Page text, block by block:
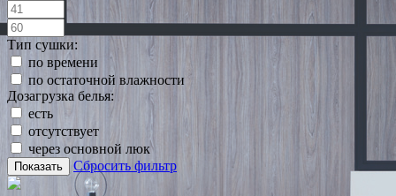
Тип сушки:
по времени
по остаточной влажности
Дозагрузка белья:
есть
отсутствует
через основной люк
Показать Сбросить фильтр